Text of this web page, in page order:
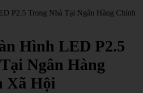
Hình LED P2.5
Ngân Hàng
Xã Hội